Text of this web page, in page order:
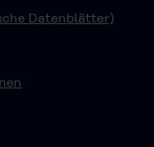
Datenblätter)